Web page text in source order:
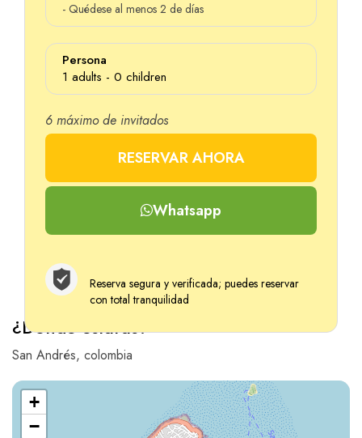
- Quédese al menos 2 de días
Persona
1 adults - 0 children
Edad 2-12
6 máximo de invitados
RESERVAR AHORA
Whatsapp
Reserva segura y verificada; puedes reservar
con total tranquilidad
¿Donde estarás?
San Andrés, colombia
+
−